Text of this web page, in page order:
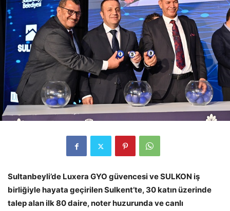
Sultanbeyli’de Luxera GYO güvencesi ve SULKON iş
birliğiyle hayata geçirilen Sulkent’te, 30 katın üzerinde
talep alan ilk 80 daire, noter huzurunda ve canlı